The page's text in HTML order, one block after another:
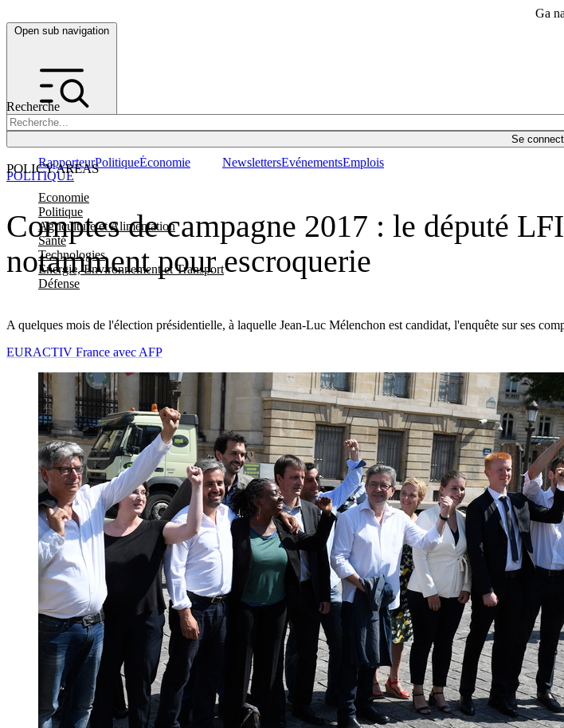
Ga
Open sub navigation
Recherche
Se
POLICY AREAS
Economie
Politique
Agriculture et Alimentation
Santé
Technologies
Energie, Environnement et Transport
Défense
RapporteurPolitiqueÉconomie NewslettersEvénementsEmplois
Comptes de campagne 2017 : le député
notamment pour escroquerie
A quelques mois de l'élection présidentielle, à laquelle Jean-Luc Mélenchon est candidat, l'enquête sur ses
POLITIQUE
EURACTIV France avec AFP